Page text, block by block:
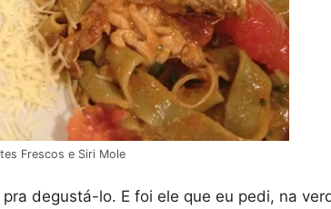
Frescos e Siri Mole
degustá-lo. E foi ele que eu pedi, na